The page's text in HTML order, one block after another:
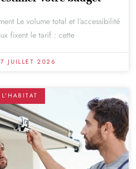
Le volume total et l’accessibilité
fixent le tarif : cette
JUILLET 2026